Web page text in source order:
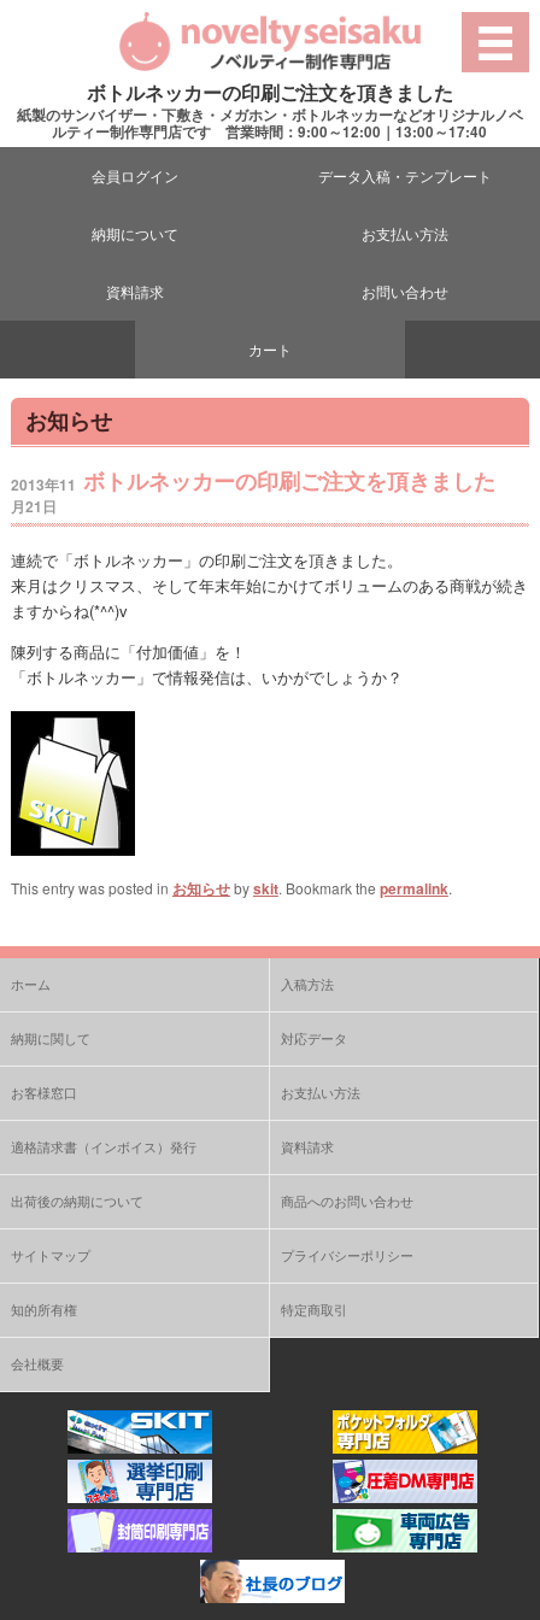
ボトルネッカーの印刷ご注文を頂きました
紙製のサンバイザー・下敷き・メガホン・ボトルネッカーなどオリジナルノベ
ルティー制作専門店です 営業時間：9:00～12:00｜13:00～17:40
会員ログイン データ入稿・テンプレート
納期について お支払い方法
資料請求 お問い合わせ
カート
お知らせ
ボトルネッカーの印刷ご注文を頂きました
2013年11
月21日
連続で「ボトルネッカー」の印刷ご注文を頂きました。
来月はクリスマス、そして年末年始にかけてボリュームのある商戦が続き
ますからね(*^^)v
陳列する商品に「付加価値」を！
「ボトルネッカー」で情報発信は、いかがでしょうか？
This entry was posted in お知らせbyskit. Bookmark the permalink.
ホーム 入稿方法
納期に関して 対応データ
お客様窓口 お支払い方法
適格請求書（インボイス）発行 資料請求
出荷後の納期について 商品へのお問い合わせ
サイトマップ プライバシーポリシー
知的所有権 特定商取引
会社概要